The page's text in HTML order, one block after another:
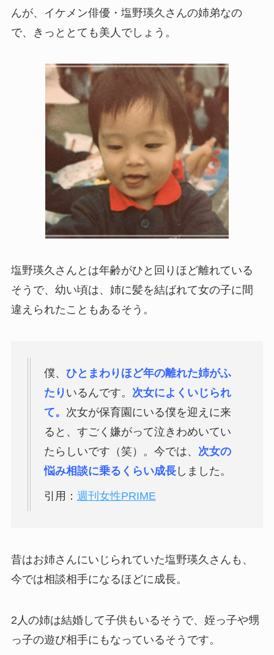
んが、イケメン俳優・塩野瑛久さんの姉弟なの
で、きっととても美人でしょう。
塩野瑛久さんとは年齢がひと回りほど離れている
そうで、幼い頃は、姉に髪を結ばれて女の子に間
違えられたこともあるそう。
僕、 ひとまわりほど年の離れた姉がふ
たり いるんです。 次女によくいじられ
て。 次女が保育園にいる僕を迎えに来
ると、すごく嫌がって泣きわめいてい
たらしいです（笑）。今では、 次女の
悩み相談に乗るくらい成長しました。
引用： 週刊女性PRIME
昔はお姉さんにいじられていた塩野瑛久さんも、
今では相談相手になるほどに成長。
2人の姉は結婚して子供もいるそうで、姪っ子や甥
っ子の遊び相手にもなっているそうです。